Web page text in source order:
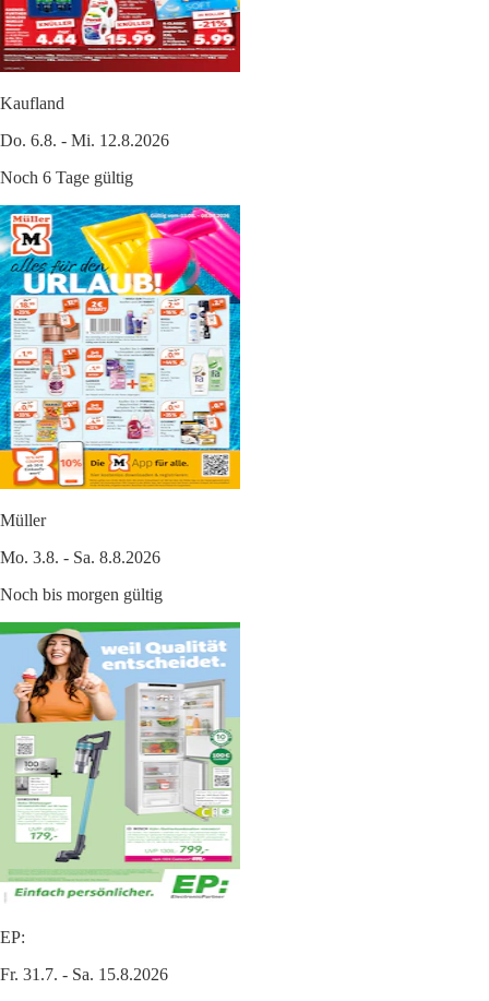
Kaufland
Do. 6.8. - Mi. 12.8.2026
Noch 6 Tage gültig
Müller
Mo. 3.8. - Sa. 8.8.2026
Noch bis morgen gültig
EP:
Fr. 31.7. - Sa. 15.8.2026